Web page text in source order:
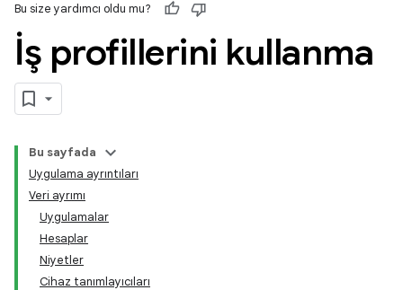
Bu size yardımcı oldu mu?
İş profillerini kullanma
Bu sayfada
Uygulama ayrıntıları
Veri ayrımı
Uygulamalar
Hesaplar
Niyetler
Cihaz tanımlayıcıları